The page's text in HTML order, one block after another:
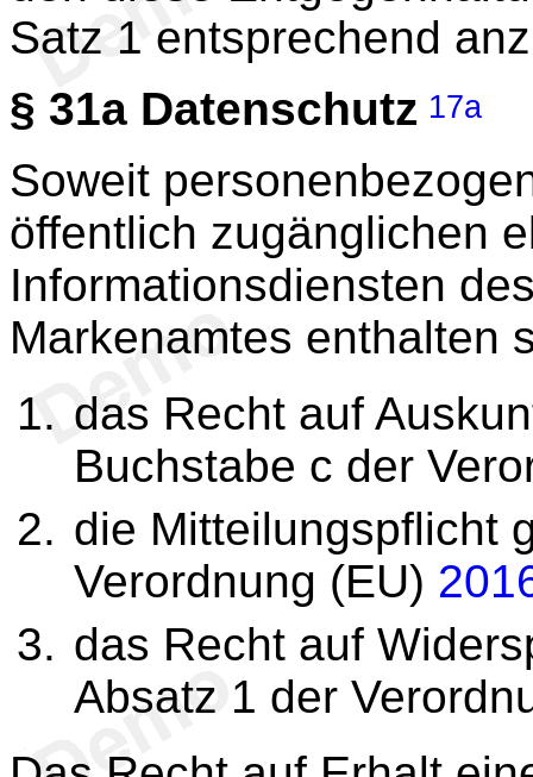
Satz 1 entsprechend
§ 31a Datenschutz 17a
Soweit
öffentlich zugänglichen
Informationsdiensten
Markenamtes enthalten
das Recht auf
Buchstabe c der
die Mitteilungspflicht
Verordnung (EU)
das Recht auf
Absatz 1 der